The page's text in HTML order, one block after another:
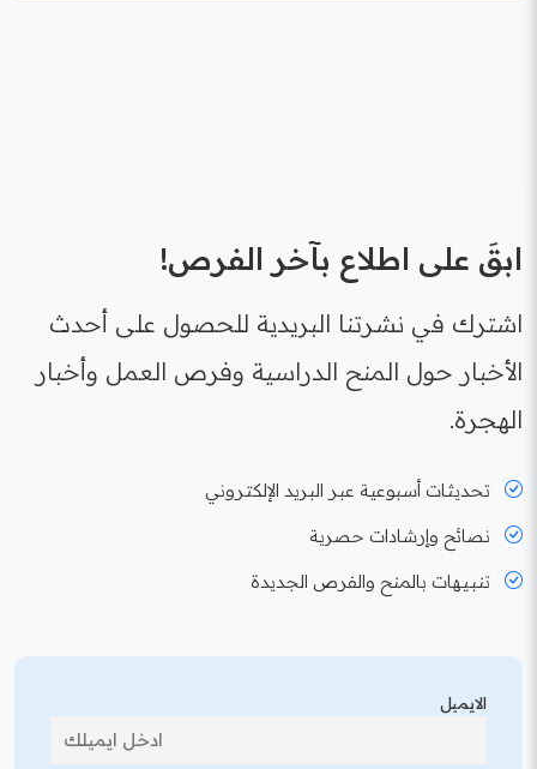
ابقَ على اطلاع بآخر الفرص!
اشترك في نشرتنا البريدية للحصول على أحدث
الأخبار حول المنح الدراسية وفرص العمل وأخبار
الهجرة.
تحديثات أسبوعية عبر البريد الإلكتروني
نصائح وإرشادات حصرية
تنبيهات بالمنح والفرص الجديدة
الايميل